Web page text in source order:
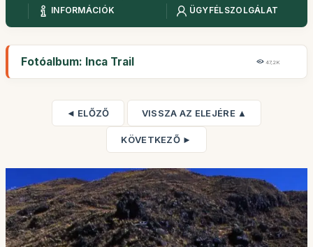
INFORMÁCIÓK
ÜGYFÉLSZOLGÁLAT
Fotóalbum: Inca Trail 47,2K
◄ ELŐZŐ VISSZA AZ ELEJÉRE ▲
KÖVETKEZŐ ►